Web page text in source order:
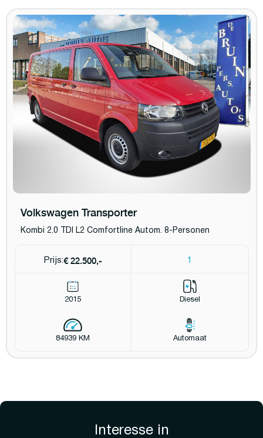
Volkswagen Transporter
Kombi 2.0 TDI L2 Comfortline Autom. 8-Personen
Prijs:€ 22.500,- 1
2015 Diesel
84939 KM Automaat
Interesse in